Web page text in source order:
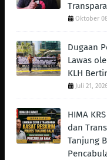
Oktober
Dugaan
Lawas
KLH
Juli 21,
HIMA
dan
Tanjung